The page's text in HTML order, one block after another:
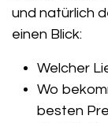
und natürlich
einen Blick:
Welcher
Wo
besten